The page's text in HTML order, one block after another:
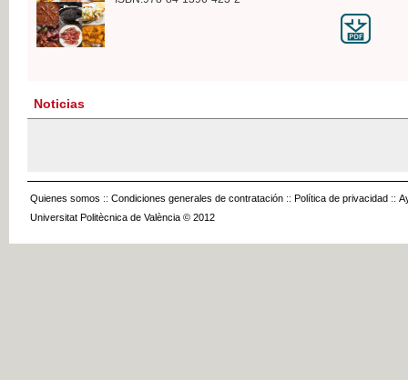
Noticias
Quienes somos :: Condiciones generales de contratación :: Política de privacidad ::
Universitat Politècnica de València © 2012